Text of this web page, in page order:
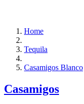
Home
Tequila
Casamigos Blanco
Casamigos